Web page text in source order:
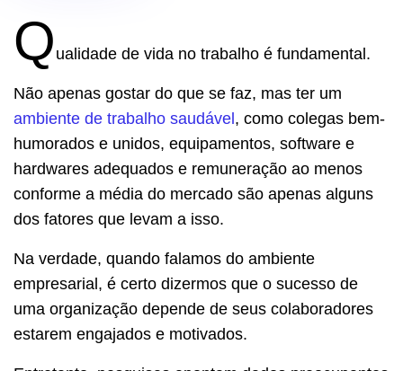
Q ualidade de vida no trabalho é fundamental.
Não apenas gostar do que se faz, mas ter um
ambiente de trabalho saudável, como colegas bem-
humorados e unidos, equipamentos, software e
hardwares adequados e remuneração ao menos
conforme a média do mercado são apenas alguns
dos fatores que levam a isso.
Na verdade, quando falamos do ambiente
empresarial, é certo dizermos que o sucesso de
uma organização depende de seus colaboradores
estarem engajados e motivados.